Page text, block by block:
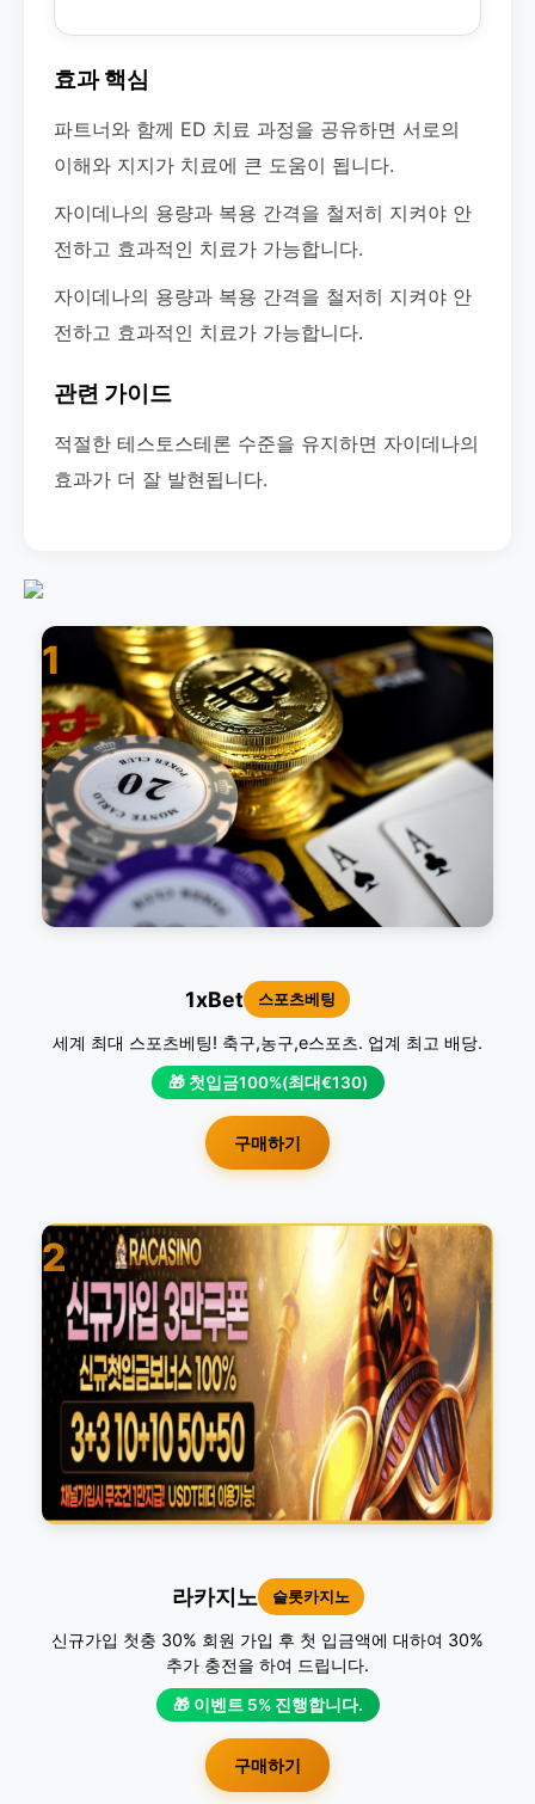
효과 핵심
파트너와 함께 ED 치료 과정을 공유하면 서로의
이해와 지지가 치료에 큰 도움이 됩니다.
자이데나의 용량과 복용 간격을 철저히 지켜야 안
전하고 효과적인 치료가 가능합니다.
자이데나의 용량과 복용 간격을 철저히 지켜야 안
전하고 효과적인 치료가 가능합니다.
관련 가이드
적절한 테스토스테론 수준을 유지하면 자이데나의
효과가 더 잘 발현됩니다.
1
1xBet 스포츠베팅
세계 최대 스포츠베팅! 축구,농구,e스포츠. 업계 최고 배당.
🎁 첫입금100%(최대€130)
구매하기
2
라카지노 슬롯카지노
신규가입 첫충 30% 회원 가입 후 첫 입금액에 대하여 30%
추가 충전을 하여 드립니다.
🎁 이벤트 5% 진행합니다.
구매하기